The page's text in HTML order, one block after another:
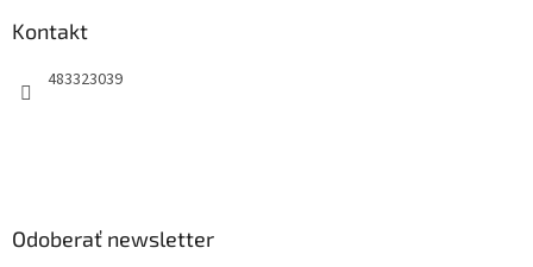
Kontakt
483323039
Odoberať newsletter